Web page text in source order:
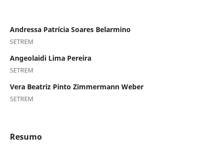
Andressa Patrícia Soares Belarmino
SETREM
Angeolaidi Lima Pereira
SETREM
Vera Beatriz Pinto Zimmermann Weber
SETREM
Resumo